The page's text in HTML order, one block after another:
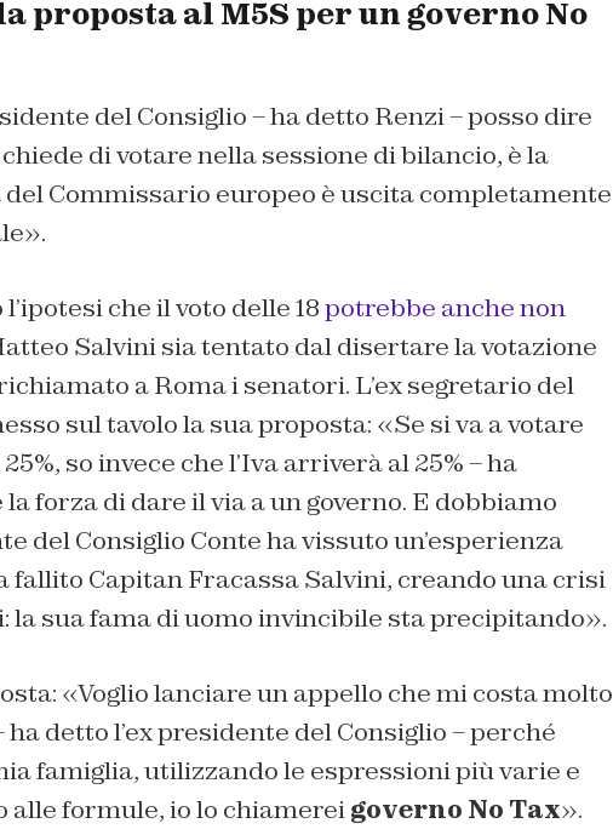
proposta al M5S per un governo No
del Consiglio – ha detto Renzi – posso dire
di votare nella sessione di bilancio, è la
Commissario europeo è uscita completamente
che il voto delle 18potrebbe anche non
Salvini sia tentato dal disertare la votazione
a Roma i senatori. L’ex segretario del
sul tavolo la sua proposta: «Se si va a votare
so invece che l’Iva arriverà al 25% – ha
forza di dare il via a un governo. E dobbiamo
del Consiglio Conte ha vissuto un’esperienza
fallito Capitan Fracassa Salvini, creando una crisi
la sua fama di uomo invincibile sta precipitando».
«Voglio lanciare un appello che mi costa molto
detto l’ex presidente del Consiglio – perché
famiglia, utilizzando le espressioni più varie e
alle formule, io lo chiamereigoverno No Tax».